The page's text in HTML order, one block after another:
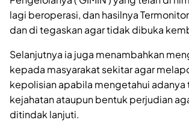
lagi beroperasi, dan hasilnya
dan di tegaskan agar tidak dibuka
Selanjutnya ia juga menambahkan
kepada masyarakat sekitar agar
kepolisian apabila mengetahui adanya
kejahatan ataupun bentuk perjudian
ditindak lanjuti.